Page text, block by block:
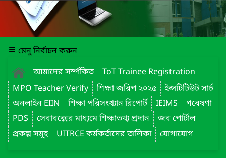
মেনু নির্বাচন করুন
আমাদের সর্ম্পকিত
ToT Trainee Registration
MPO Teacher Verify
শিক্ষা জরিপ ২০২৫
ইন্সটিটিউট সার্চ
অনলাইন EIIN
শিক্ষা পরিসংখ্যান রিপোর্ট IEIMS
গবেষণা
PDS
সেবাবক্সের মাধ্যমে শিক্ষাতথ্য প্রদান
জব পোর্টাল
প্রকল্প সমূহ
UITRCE কর্মকর্তাদের তালিকা যোগাযোগ